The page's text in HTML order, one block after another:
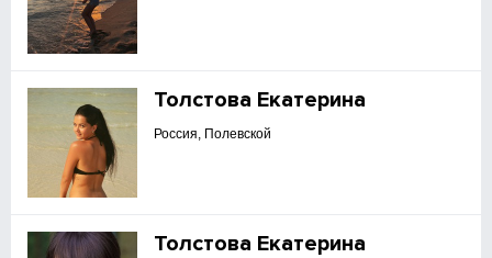
Толстова Екатерина
Россия, Полевской
Толстова Екатерина